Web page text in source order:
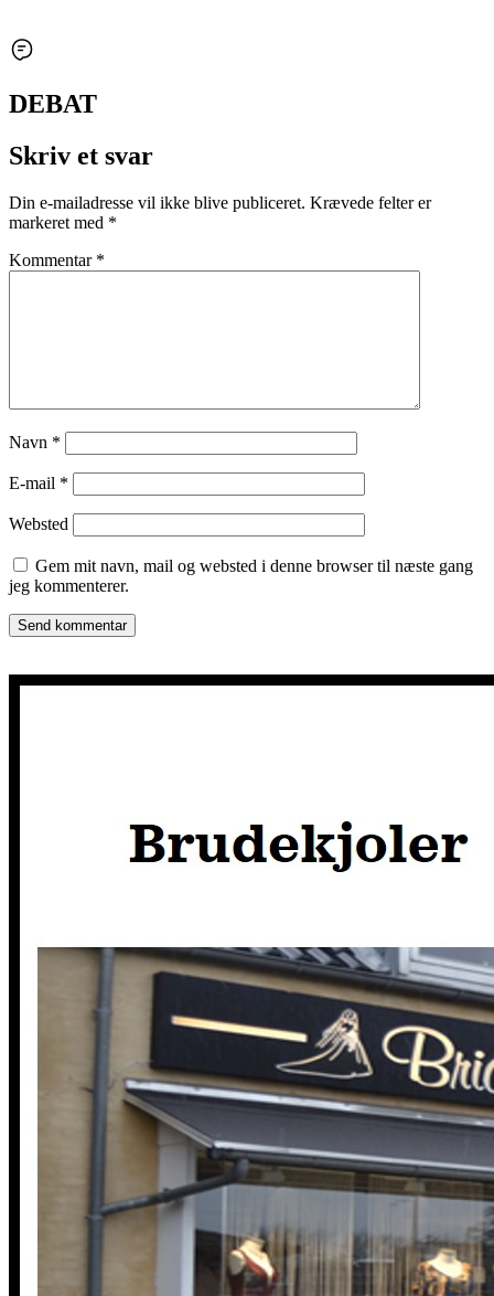
DEBAT
Skriv et svar
Din e-mailadresse vil ikke blive publiceret. Krævede felter er
markeret med *
Kommentar *
Navn *
E-mail *
Websted
Gem mit navn, mail og websted i denne browser til næste gang
jeg kommenterer.